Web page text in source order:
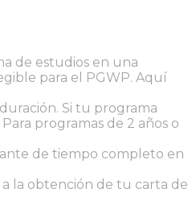
de estudios en una
para el PGWP. Aquí
Si tu programa
programas de 2 años o
de tiempo completo en
a la obtención de tu carta de